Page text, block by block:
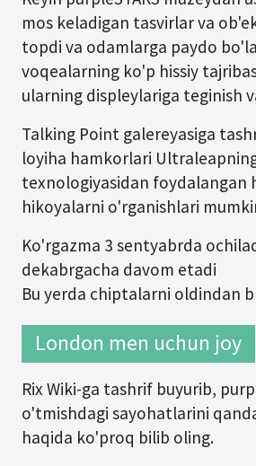
mos keladigan tasvirlar va
topdi va odamlarga paydo
voqealarning ko'p hissiy
ularning displeylariga teginish
Talking Point galereyasiga
loyiha hamkorlari
texnologiyasidan foydalangan
hikoyalarni o'rganishlari
Ko'rgazma 3 sentyabrda
dekabrgacha davom etadi
Bu yerda chiptalarni oldindan
London men uchun joy
Rix Wiki-ga tashrif buyurib,
o'tmishdagi sayohatlarini
haqida ko'proq bilib oling.